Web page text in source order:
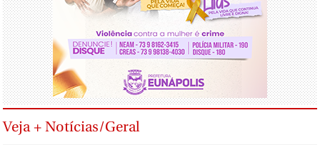
Veja + Notícias/Geral